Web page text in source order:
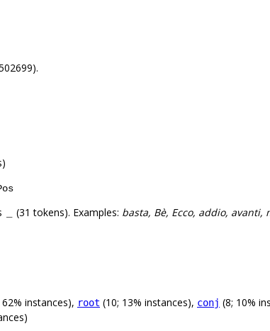
(31 tokens). Examples: basta, Bè, Ecco, addio, avanti,
62% instances), root (10; 13% instances), conj (8; 10%